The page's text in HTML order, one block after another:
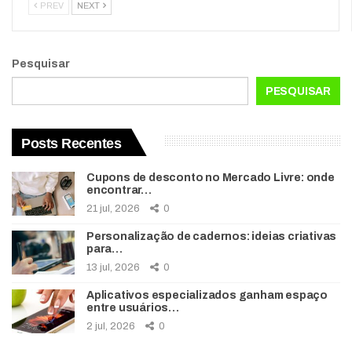
PREV NEXT
Pesquisar
PESQUISAR
Posts Recentes
Cupons de desconto no Mercado Livre: onde
encontrar…
21 jul, 2026 0
Personalização de cadernos: ideias criativas
para…
13 jul, 2026 0
Aplicativos especializados ganham espaço
entre usuários…
2 jul, 2026 0